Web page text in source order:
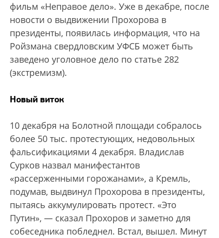
фильм «Неправое дело». Уже в декабре, после
новости о выдвижении Прохорова в
президенты, появилась информация, что на
Ройзмана свердловским УФСБ может быть
заведено уголовное дело по статье 282
(экстремизм).
Новый виток
10 декабря на Болотной площади собралось
более 50 тыс. протестующих, недовольных
фальсификациями 4 декабря. Владислав
Сурков назвал манифестантов
«рассерженными горожанами», а Кремль,
подумав, выдвинул Прохорова в президенты,
пытаясь аккумулировать протест. «Это
Путин», — сказал Прохоров и заметно для
собеседника побледнел. Встал, вышел. Минут